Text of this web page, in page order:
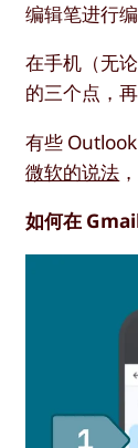
编辑笔进行
在手机（无
的三个点，
有些
微软的说法
如何在